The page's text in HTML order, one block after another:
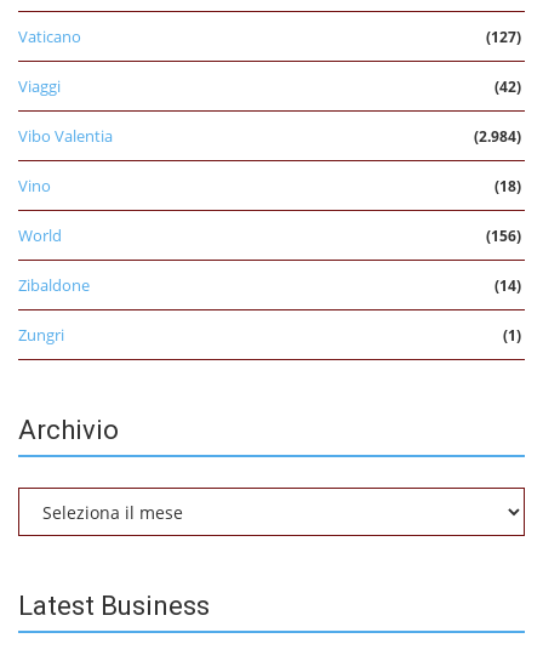
Vaticano (127)
Viaggi (42)
Vibo Valentia (2.984)
Vino (18)
World (156)
Zibaldone (14)
Zungri (1)
Archivio
Latest Business